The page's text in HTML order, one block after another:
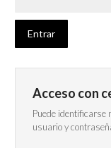
Acceso con
Puede identificarse
usuario y